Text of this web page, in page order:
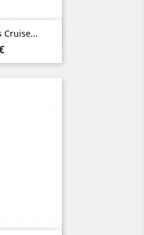
Cruise...